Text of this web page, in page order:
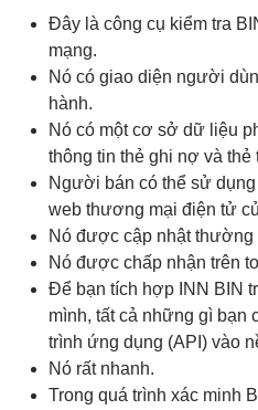
Đây là công cụ kiểm tra
mạng.
Nó có giao diện người
hành.
Nó có một cơ sở dữ liệu
thông tin thẻ ghi nợ và thẻ
Người bán có thể sử
web thương mại điện tử
Nó được cập nhật thường
Nó được chấp nhận trên
Để bạn tích hợp INN BIN
mình, tất cả những gì bạn
trình ứng dụng (API) vào
Nó rất nhanh.
Trong quá trình xác minh